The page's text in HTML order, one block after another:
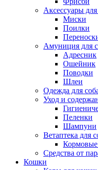
Аксессуары
Миски
Поилки
Амуниция для
Адресник
Ошейник
Поводки
Шлеи
Одежда для
Уход и
Пеленки
Шампуни
Ветаптека для
Кормовые
Средства от
Кошки